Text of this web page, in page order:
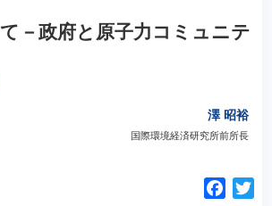
－政府と原子力コミュニテ
澤 昭裕
国際環境経済研究所前所長